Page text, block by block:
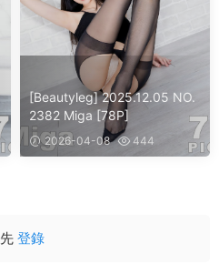
[Beautyleg] 2025.12.05 NO.
2382 Miga [78P]
2026-04-08 444
登錄